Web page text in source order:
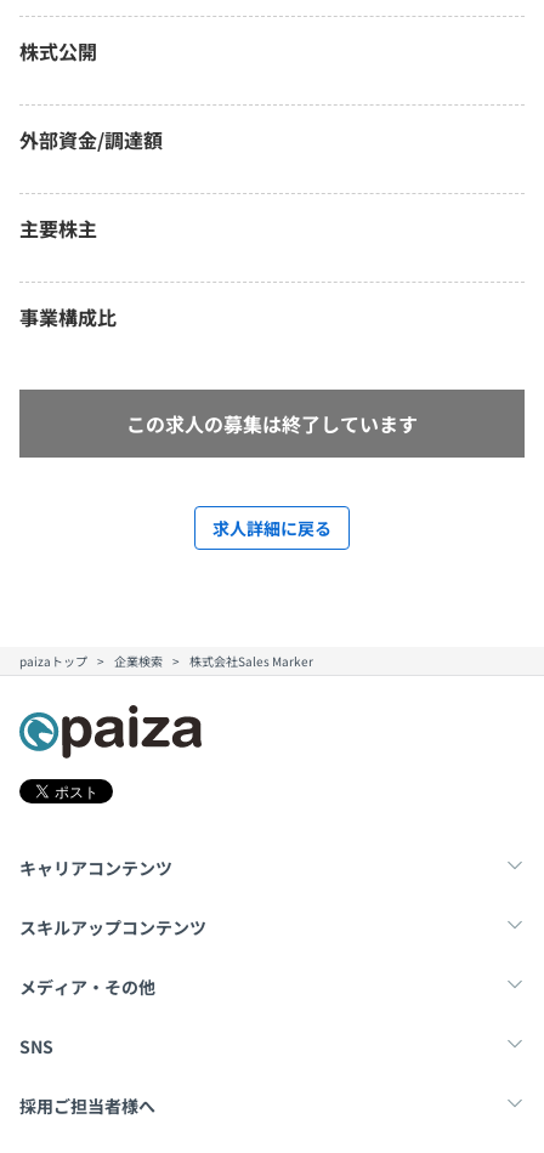
株式公開
外部資金/調達額
主要株主
事業構成比
この求人の募集は終了しています
求人詳細に戻る
paizaトップ 企業検索 株式会社Sales Marker
キャリアコンテンツ
転職・キャリア
スキルアップコンテンツ
学習
メディア・その他
Tech Team Journal
SNS
X
採用ご担当者様へ